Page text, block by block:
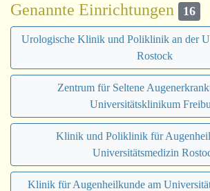
Genannte Einrichtungen 16
Urologische Klinik und Poliklinik an der
Rostock
Zentrum für Seltene
Universitätsklinikum
Klinik und Poliklinik für
Universitätsmedizin
Klinik für Augenheilkunde am